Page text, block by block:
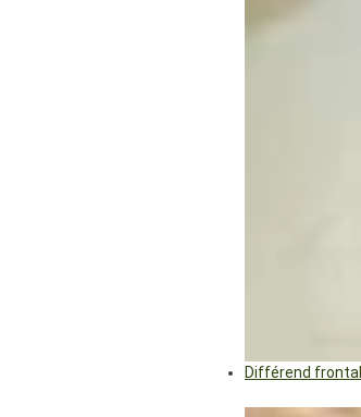
Différend